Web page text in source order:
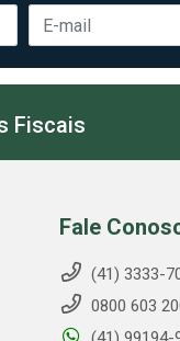
Fiscais
Fale
(41) 3333-
0800 603